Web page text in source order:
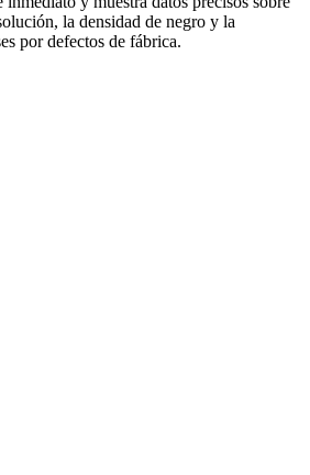
la densidad de negro y la
por defectos de fábrica.